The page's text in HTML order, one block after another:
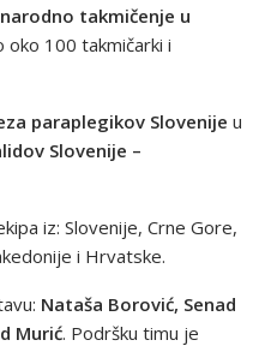
takmičenje u
100 takmičarki i
paraplegikov Slovenije u
Slovenije –
iz: Slovenije, Crne Gore,
i Hrvatske.
Nataša Borović, Senad
Murić. Podršku timu je